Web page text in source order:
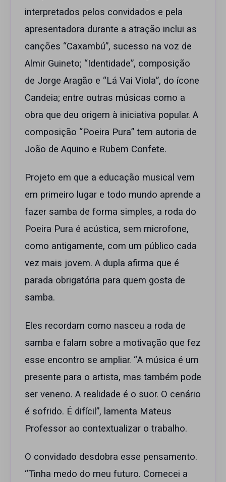
interpretados pelos convidados e pela
apresentadora durante a atração inclui as
canções “Caxambú”, sucesso na voz de
Almir Guineto; “Identidade”, composição
de Jorge Aragão e “Lá Vai Viola”, do ícone
Candeia; entre outras músicas como a
obra que deu origem à iniciativa popular. A
composição “Poeira Pura” tem autoria de
João de Aquino e Rubem Confete.
Projeto em que a educação musical vem
em primeiro lugar e todo mundo aprende a
fazer samba de forma simples, a roda do
Poeira Pura é acústica, sem microfone,
como antigamente, com um público cada
vez mais jovem. A dupla afirma que é
parada obrigatória para quem gosta de
samba.
Eles recordam como nasceu a roda de
samba e falam sobre a motivação que fez
esse encontro se ampliar. “A música é um
presente para o artista, mas também pode
ser veneno. A realidade é o suor. O cenário
é sofrido. É difícil”, lamenta Mateus
Professor ao contextualizar o trabalho.
O convidado desdobra esse pensamento.
“Tinha medo do meu futuro. Comecei a